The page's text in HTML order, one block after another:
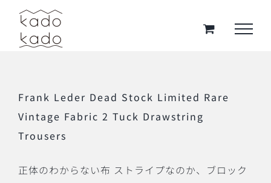
Skip
content
Frank Leder Dead Stock Limited Rare
Vintage Fabric 2 Tuck Drawstring
Trousers
正体のわからない布 ストライプなのか、ブロック